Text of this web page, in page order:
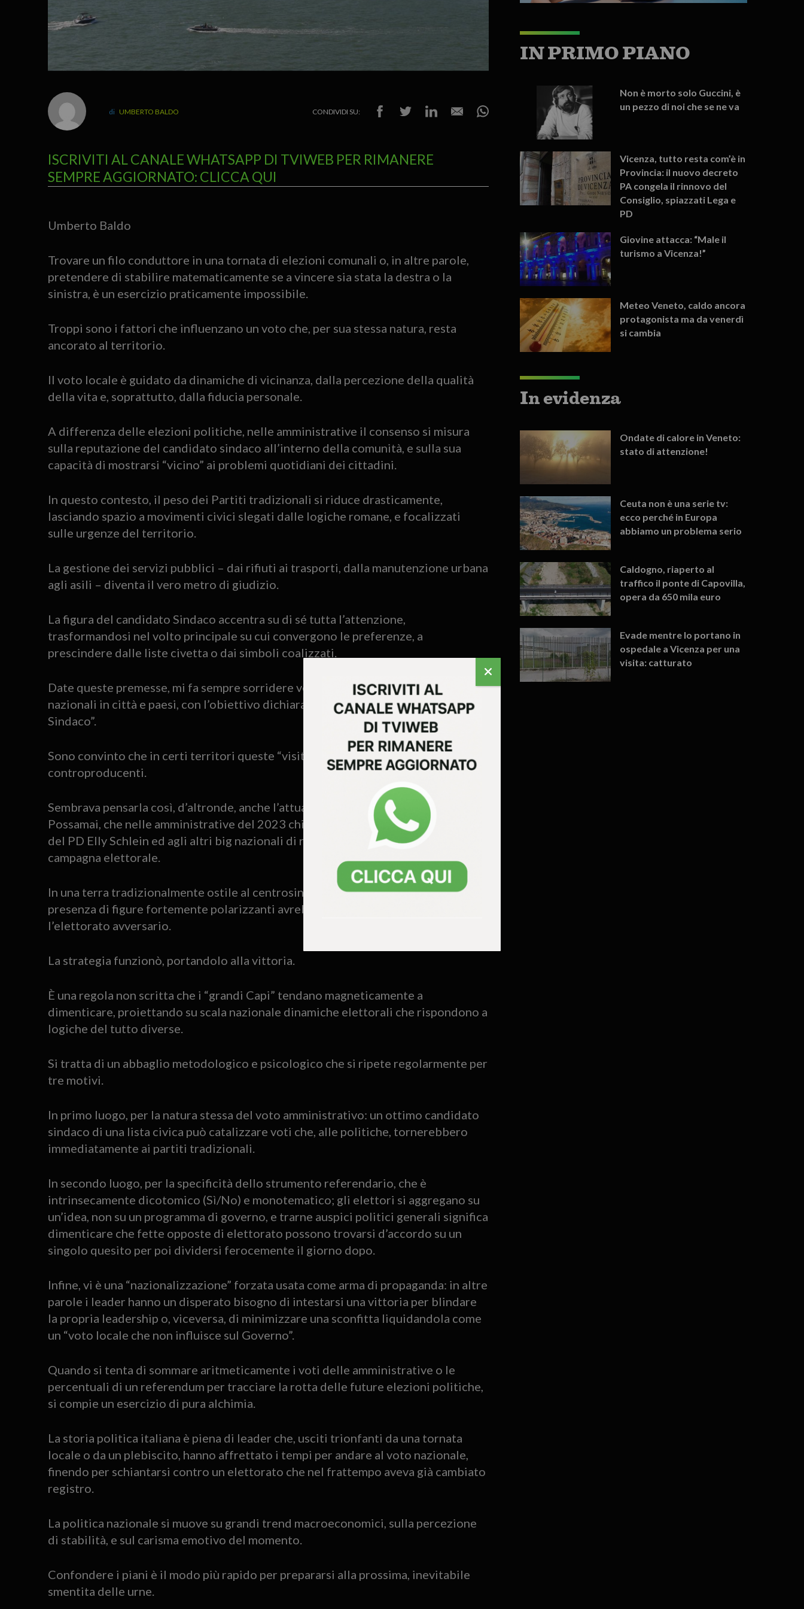
UMBERTO BALDO CONDIVIDI SU:
ISCRIVITI AL CANALE WHATSAPP DI TVIWEB PER RIMANERE
SEMPRE AGGIORNATO: CLICCA QUI
Umberto Baldo
Trovare un filo conduttore in una tornata di elezioni comunali o, in altre parole,
pretendere di stabilire matematicamente se a vincere sia stata la destra o la
sinistra, è un esercizio praticamente impossibile.
Troppi sono i fattori che influenzano un voto che, per sua stessa natura, resta
ancorato al territorio.
Il voto locale è guidato da dinamiche di vicinanza, dalla percezione della qualità
della vita e, soprattutto, dalla fiducia personale.
A differenza delle elezioni politiche, nelle amministrative il consenso si misura
sulla reputazione del candidato sindaco all’interno della comunità, e sulla sua
capacità di mostrarsi “vicino” ai problemi quotidiani dei cittadini.
In questo contesto, il peso dei Partiti tradizionali si riduce drasticamente,
lasciando spazio a movimenti civici slegati dalle logiche romane, e focalizzati
sulle urgenze del territorio.
La gestione dei servizi pubblici – dai rifiuti ai trasporti, dalla manutenzione urbana
agli asili – diventa il vero metro di giudizio.
La figura del candidato Sindaco accentra su di sé tutta l’attenzione,
trasformandosi nel volto principale su cui convergono le preferenze, a
prescindere dalle liste civetta o dai simboli coalizzati.
Date queste premesse, mi fa sempre sorridere vedere la frenetica corsa dei leader
nazionali in città e paesi, con l’obiettivo dichiarato di “sostenere il candidato
Sindaco”.
Sono convinto che in certi territori queste “visite” siano persino
controproducenti.
Sembrava pensarla così, d’altronde, anche l’attuale sindaco di Vicenza Giacomo
Possamai, che nelle amministrative del 2023 chiese esplicitamente alla segretaria
del PD Elly Schlein ed agli altri big nazionali di restare fuori dalla propria
campagna elettorale.
In una terra tradizionalmente ostile al centrosinistra, Possamai intuì che la
presenza di figure fortemente polarizzanti avrebbe solo finito per mobilitare
l’elettorato avversario.
La strategia funzionò, portandolo alla vittoria.
È una regola non scritta che i “grandi Capi” tendano magneticamente a
dimenticare, proiettando su scala nazionale dinamiche elettorali che rispondono a
logiche del tutto diverse.
Si tratta di un abbaglio metodologico e psicologico che si ripete regolarmente per
tre motivi.
In primo luogo, per la natura stessa del voto amministrativo: un ottimo candidato
sindaco di una lista civica può catalizzare voti che, alle politiche, tornerebbero
immediatamente ai partiti tradizionali.
In secondo luogo, per la specificità dello strumento referendario, che è
intrinsecamente dicotomico (Sì/No) e monotematico; gli elettori si aggregano su
un’idea, non su un programma di governo, e trarne auspici politici generali significa
dimenticare che fette opposte di elettorato possono trovarsi d’accordo su un
singolo quesito per poi dividersi ferocemente il giorno dopo.
Infine, vi è una “nazionalizzazione” forzata usata come arma di propaganda: in altre
parole i leader hanno un disperato bisogno di intestarsi una vittoria per blindare
la propria leadership o, viceversa, di minimizzare una sconfitta liquidandola come
un “voto locale che non influisce sul Governo”.
Quando si tenta di sommare aritmeticamente i voti delle amministrative o le
percentuali di un referendum per tracciare la rotta delle future elezioni politiche,
si compie un esercizio di pura alchimia.
La storia politica italiana è piena di leader che, usciti trionfanti da una tornata
locale o da un plebiscito, hanno affrettato i tempi per andare al voto nazionale,
finendo per schiantarsi contro un elettorato che nel frattempo aveva già cambiato
registro.
La politica nazionale si muove su grandi trend macroeconomici, sulla percezione
di stabilità, e sul carisma emotivo del momento.
Confondere i piani è il modo più rapido per prepararsi alla prossima, inevitabile
smentita delle urne.
IN PRIMO PIANO
Non è morto solo Guccini, è
un pezzo di noi che se ne va
Vicenza, tutto resta com’è in
Provincia: il nuovo decreto
PA congela il rinnovo del
Consiglio, spiazzati Lega e
PD
Giovine attacca: “Male il
turismo a Vicenza!”
Meteo Veneto, caldo ancora
protagonista ma da venerdì
si cambia
In evidenza
Ondate di calore in Veneto:
stato di attenzione!
Ceuta non è una serie tv:
ecco perché in Europa
abbiamo un problema serio
Caldogno, riaperto al
traffico il ponte di Capovilla,
opera da 650 mila euro
Evade mentre lo portano in
ospedale a Vicenza per una
visita: catturato